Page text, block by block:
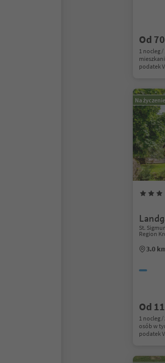
Od
1 nocleg /
podatek
Na życzenie
St.
Region
3.0
Od
1 nocleg /
osób w
podatek